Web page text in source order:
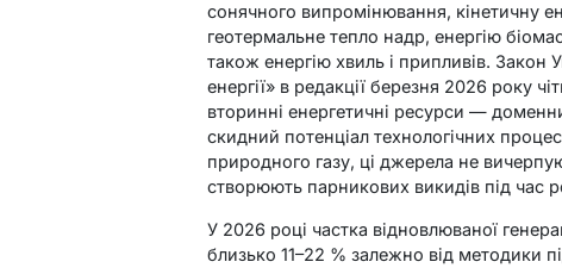
сонячного випромінювання, кінетичну
геотермальне тепло надр, енергію
також енергію хвиль і припливів. Закон
енергії» в редакції березня 2026 року
вторинні енергетичні ресурси —
скидний потенціал технологічних
природного газу, ці джерела не
створюють парникових викидів під час
У 2026 році частка відновлюваної
близько 11–22 % залежно від методики